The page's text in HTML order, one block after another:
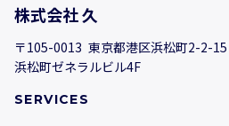
株式会社 久
〒105-0013 東京都港区浜松町2-2-15
浜松町ゼネラルビル4F
SERVICES